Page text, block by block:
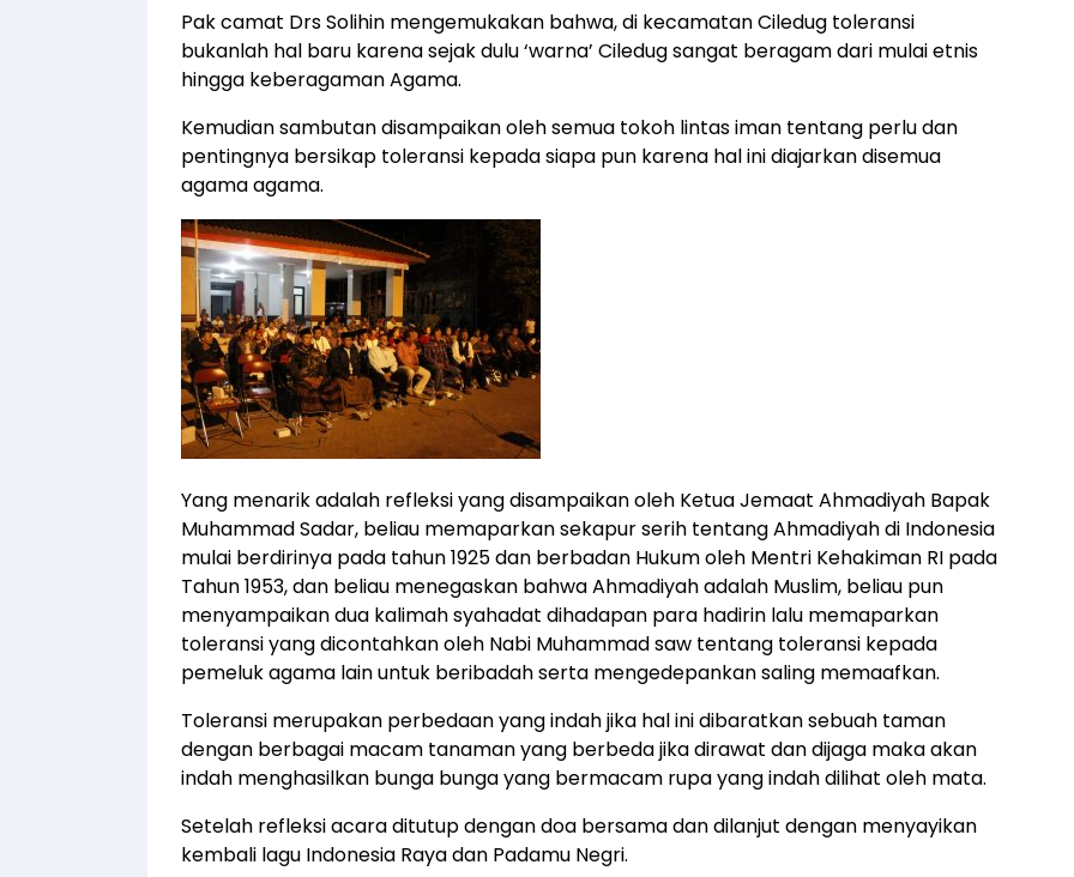
Pak camat Drs Solihin mengemukakan bahwa, di kecamatan Ciledug toleransi
bukanlah hal baru karena sejak dulu ‘warna’ Ciledug sangat beragam dari mulai etnis
hingga keberagaman Agama.
Kemudian sambutan disampaikan oleh semua tokoh lintas iman tentang perlu dan
pentingnya bersikap toleransi kepada siapa pun karena hal ini diajarkan disemua
agama agama.
Yang menarik adalah refleksi yang disampaikan oleh Ketua Jemaat Ahmadiyah Bapak
Muhammad Sadar, beliau memaparkan sekapur serih tentang Ahmadiyah di Indonesia
mulai berdirinya pada tahun 1925 dan berbadan Hukum oleh Mentri Kehakiman RI pada
Tahun 1953, dan beliau menegaskan bahwa Ahmadiyah adalah Muslim, beliau pun
menyampaikan dua kalimah syahadat dihadapan para hadirin lalu memaparkan
toleransi yang dicontahkan oleh Nabi Muhammad saw tentang toleransi kepada
pemeluk agama lain untuk beribadah serta mengedepankan saling memaafkan.
Toleransi merupakan perbedaan yang indah jika hal ini dibaratkan sebuah taman
dengan berbagai macam tanaman yang berbeda jika dirawat dan dijaga maka akan
indah menghasilkan bunga bunga yang bermacam rupa yang indah dilihat oleh mata.
Setelah refleksi acara ditutup dengan doa bersama dan dilanjut dengan menyayikan
kembali lagu Indonesia Raya dan Padamu Negri.